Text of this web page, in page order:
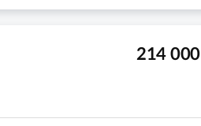
214 000